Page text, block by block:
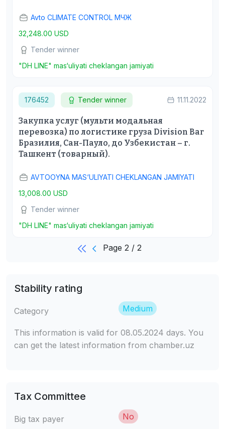
Avto CLIMATE CONTROL МЧЖ
32,248.00 USD
Tender winner
"DH LINE" mas‘uliyati cheklangan jamiyati
176452 Tender winner 11.11.2022
Закупка услуг (мульти модальная
перевозка) по логистике груза Division Bar
Бразилия, Сан-Пауло, до Узбекистан – г.
Ташкент (товарный).
AVTOOYNA MAS‘ULIYATI CHEKLANGAN JAMIYATI
13,008.00 USD
Tender winner
"DH LINE" mas‘uliyati cheklangan jamiyati
Page 2 / 2
Stability rating
Category Medium
This information is valid for 08.05.2024 days. You
can get the latest information from chamber.uz
Tax Committee
Big tax payer No